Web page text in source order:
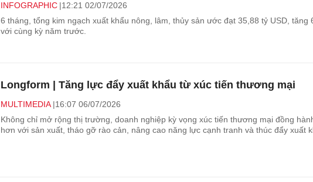
INFOGRAPHIC 12:21 02/07/2026
6 tháng, tổng kim ngạch xuất khẩu nông, lâm, thủy sản ước đạt 35,88 tỷ USD, tăng
với cùng kỳ năm trước.
Longform | Tăng lực đẩy xuất khẩu từ xúc tiến thương mại
MULTIMEDIA 16:07 06/07/2026
Không chỉ mở rộng thị trường, doanh nghiệp kỳ vọng xúc tiến thương mại đồng
hơn với sản xuất, tháo gỡ rào cản, nâng cao năng lực cạnh tranh và thúc đẩy xuất